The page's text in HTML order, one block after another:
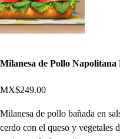
Milanesa de Pollo
MX$249.00
Milanesa de pollo bañada en
cerdo con el queso y vegetales